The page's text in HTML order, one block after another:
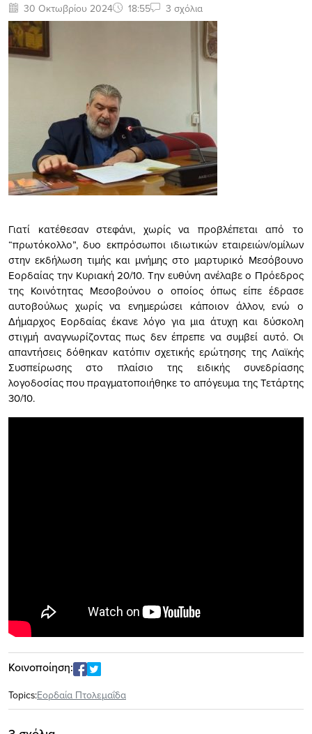
30 Οκτωβρίου 2024 18:55 3 σχόλια
Γιατί κατέθεσαν στεφάνι, χωρίς να προβλέπεται από το
“πρωτόκολλο”, δυο εκπρόσωποι ιδιωτικών εταιρειών/ομίλων
στην εκδήλωση τιμής και μνήμης στο μαρτυρικό Μεσόβουνο
Εορδαίας την Κυριακή 20/10. Την ευθύνη ανέλαβε ο Πρόεδρος
της Κοινότητας Mεσοβούνου ο οποίος όπως είπε έδρασε
αυτοβούλως χωρίς να ενημερώσει κάποιον άλλον, ενώ ο
Δήμαρχος Εορδαίας έκανε λόγο για μια άτυχη και δύσκολη
στιγμή αναγνωρίζοντας πως δεν έπρεπε να συμβεί αυτό. Οι
απαντήσεις δόθηκαν κατόπιν σχετικής ερώτησης της Λαϊκής
Συσπείρωσης στο πλαίσιο της ειδικής συνεδρίασης
λογοδοσίας που πραγματοποιήθηκε το απόγευμα της Τετάρτης
30/10.
Κοινοποίηση:
Topics:Εορδαία Πτολεμαΐδα